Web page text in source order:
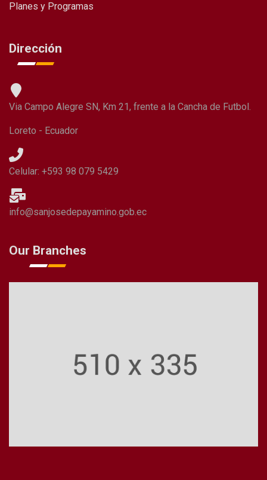
Planes y Programas
Dirección
Via Campo Alegre SN, Km 21, frente a la Cancha de Futbol.
Loreto - Ecuador
Celular: +593 98 079 5429
info@sanjosedepayamino.gob.ec
Our Branches